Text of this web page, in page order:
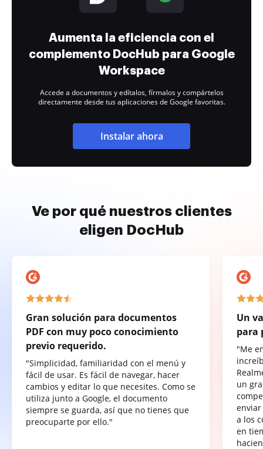
Aumenta la eficiencia con el
complemento DocHub para Google
Workspace
Accede a documentos y edítalos, fírmalos y compártelos
directamente desde tus aplicaciones de Google favoritas.
Instalar ahora
Ve por qué nuestros clientes
eligen DocHub
Gran solución para documentos
PDF con muy poco conocimiento
previo requerido.
"Simplicidad, familiaridad con el menú y
fácil de usar. Es fácil de navegar, hacer
cambios y editar lo que necesites. Como se
utiliza junto a Google, el documento
siempre se guarda, así que no tienes que
preocuparte por ello."
Un
para
"Me
un
a los
en